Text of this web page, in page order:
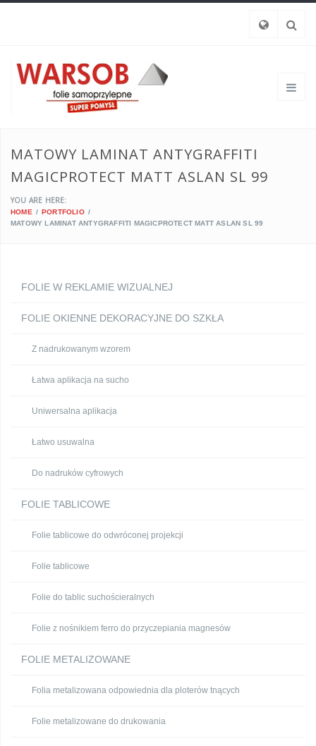
MATOWY LAMINAT ANTYGRAFFITI
MAGICPROTECT MATT ASLAN SL 99
YOU ARE HERE:
HOME
PORTFOLIO
MATOWY LAMINAT ANTYGRAFFITI MAGICPROTECT MATT ASLAN SL 99
FOLIE W REKLAMIE WIZUALNEJ
FOLIE OKIENNE DEKORACYJNE DO SZKŁA
Z nadrukowanym wzorem
Łatwa aplikacja na sucho
Uniwersalna aplikacja
Łatwo usuwalna
Do nadruków cyfrowych
FOLIE TABLICOWE
Folie tablicowe do odwróconej projekcji
Folie tablicowe
Folie do tablic suchościeralnych
Folie z nośnikiem ferro do przyczepiania magnesów
FOLIE METALIZOWANE
Folia metalizowana odpowiednia dla ploterów tnących
Folie metalizowane do drukowania